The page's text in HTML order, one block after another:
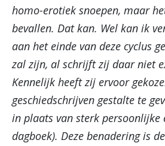
homo-erotiek snoepen, maar
bevallen. Dat kan. Wel kan ik
aan het einde van deze cyclus
zal zijn, al schrijft zij daar niet
Kennelijk heeft zij ervoor
geschiedschrijven gestalte te
in plaats van sterk persoonlijke
dagboek). Deze benadering is